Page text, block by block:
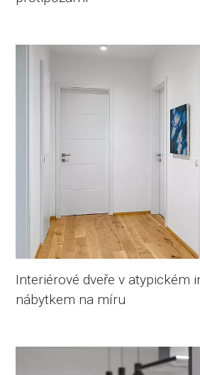
Interiérové dveře v atypickém
nábytkem na míru